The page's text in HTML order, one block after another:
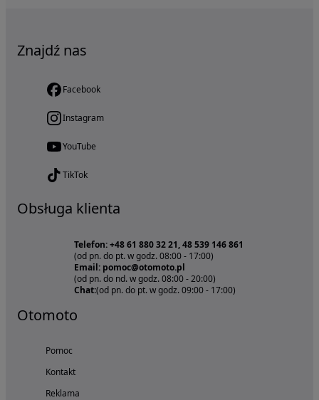
Znajdź nas
Facebook
Instagram
YouTube
TikTok
Obsługa klienta
Telefon: +48 61 880 32 21, 48 539 146 861
(od pn. do pt. w godz. 08:00 - 17:00)
Email: pomoc@otomoto.pl
(od pn. do nd. w godz. 08:00 - 20:00)
Chat:(od pn. do pt. w godz. 09:00 - 17:00)
Otomoto
Pomoc
Kontakt
Reklama